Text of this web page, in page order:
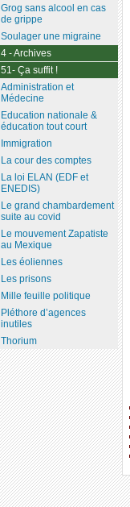
Grog sans alcool en cas
de grippe
Soulager une migraine
4 - Archives
51- Ça suffit !
Administration et
Médecine
Education nationale &
éducation tout court
Immigration
La cour des comptes
La loi ELAN (EDF et
ENEDIS)
Le grand chambardement
suite au covid
Le mouvement Zapatiste
au Mexique
Les éoliennes
Les prisons
Mille feuille politique
Pléthore d’agences
inutiles
Thorium